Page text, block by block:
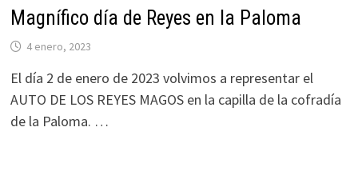
Magnífico día de Reyes en la Paloma
4 enero, 2023
El día 2 de enero de 2023 volvimos a representar el
AUTO DE LOS REYES MAGOS en la capilla de la cofradía
de la Paloma. …